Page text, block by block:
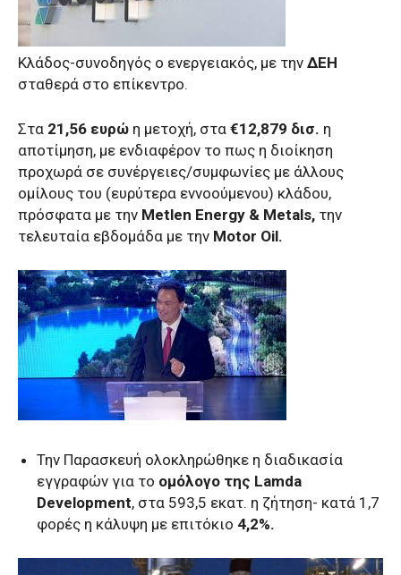
Κλάδος-συνοδηγός ο ενεργειακός, με την ΔΕΗ
σταθερά στο επίκεντρο.
Στα 21,56 ευρώ η μετοχή, στα €12,879 δισ. η
αποτίμηση, με ενδιαφέρον το πως η διοίκηση
προχωρά σε συνέργειες/συμφωνίες με άλλους
ομίλους του (ευρύτερα εννοούμενου) κλάδου,
πρόσφατα με την Metlen Energy & Metals, την
τελευταία εβδομάδα με την Motor Oil.
Την Παρασκευή ολοκληρώθηκε η διαδικασία
εγγραφών για το ομόλογο της Lamda
Development, στα 593,5 εκατ. η ζήτηση- κατά 1,7
φορές η κάλυψη με επιτόκιο 4,2%.